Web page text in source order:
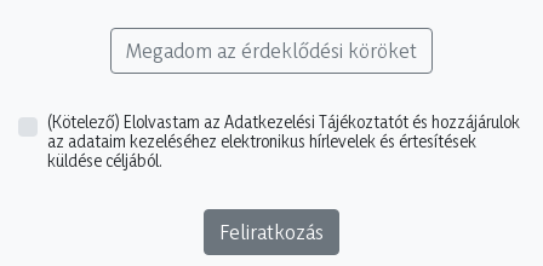
Megadom az érdeklődési köröket
(Kötelező) Elolvastam az Adatkezelési Tájékoztatót és hozzájárulok
az adataim kezeléséhez elektronikus hírlevelek és értesítések
küldése céljából.
Feliratkozás